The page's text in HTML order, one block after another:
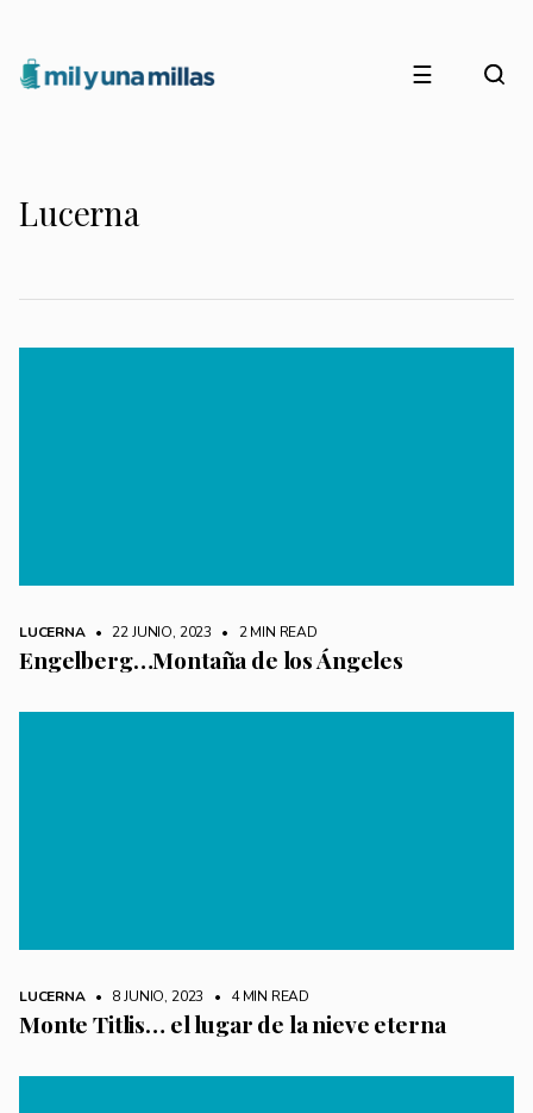
☰
Lucerna
LUCERNA • 22 JUNIO, 2023 • 2 MIN READ
Engelberg…Montaña de los Ángeles
LUCERNA • 8 JUNIO, 2023 • 4 MIN READ
Monte Titlis… el lugar de la nieve eterna